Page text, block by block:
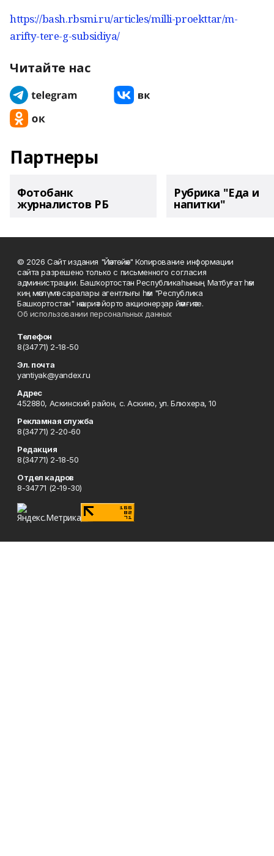
https://bash.rbsmi.ru/articles/milli-proekttar/m-
arifty-tere-g-subsidiya/
Читайте нас
Партнеры
Фотобанк
журналистов РБ
Рубрика "Еда и
напитки"
© 2026 Сайт издания "Йәнтөйәк" Копирование информации
сайта разрешено только с письменного согласия
администрации. Башҡортостан Республикаһының Матбуғат һәм
киң мәғлүмәт саралары агентлығы һәм "Республика
Башкортостан" нәшриәт йорто акционерҙар йәмғиәте.
Об использовании персональных данных
Телефон
8(34771) 2-18-50
Эл. почта
yantiyak@yandex.ru
Адрес
452880, Аскинский район, с. Аскино, ул. Блюхера, 10
Рекламная служба
8(34771) 2-20-60
Редакция
8(34771) 2-18-50
Отдел кадров
8-34771 (2-19-30)